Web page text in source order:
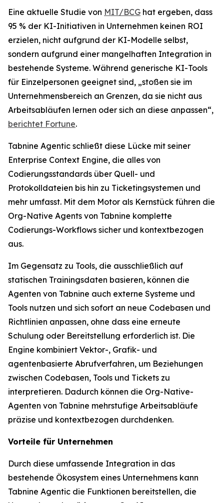
Eine aktuelle Studie von MIT/BCG hat ergeben, dass
95 % der KI-Initiativen in Unternehmen keinen ROI
erzielen, nicht aufgrund der KI-Modelle selbst,
sondern aufgrund einer mangelhaften Integration in
bestehende Systeme. Während generische KI-Tools
für Einzelpersonen geeignet sind, „stoßen sie im
Unternehmensbereich an Grenzen, da sie nicht aus
Arbeitsabläufen lernen oder sich an diese anpassen“,
berichtet Fortune.
Tabnine Agentic schließt diese Lücke mit seiner
Enterprise Context Engine, die alles von
Codierungsstandards über Quell- und
Protokolldateien bis hin zu Ticketingsystemen und
mehr umfasst. Mit dem Motor als Kernstück führen die
Org-Native Agents von Tabnine komplette
Codierungs-Workflows sicher und kontextbezogen
aus.
Im Gegensatz zu Tools, die ausschließlich auf
statischen Trainingsdaten basieren, können die
Agenten von Tabnine auch externe Systeme und
Tools nutzen und sich sofort an neue Codebasen und
Richtlinien anpassen, ohne dass eine erneute
Schulung oder Bereitstellung erforderlich ist. Die
Engine kombiniert Vektor-, Grafik- und
agentenbasierte Abrufverfahren, um Beziehungen
zwischen Codebasen, Tools und Tickets zu
interpretieren. Dadurch können die Org-Native-
Agenten von Tabnine mehrstufige Arbeitsabläufe
präzise und kontextbezogen durchdenken.
Vorteile für Unternehmen
Durch diese umfassende Integration in das
bestehende Ökosystem eines Unternehmens kann
Tabnine Agentic die Funktionen bereitstellen, die